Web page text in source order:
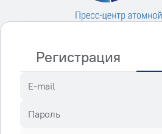
Регистрация
E-mail
Пароль